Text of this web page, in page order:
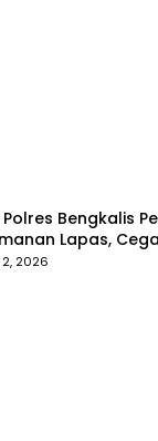
Bengkalis
Lapas,
Dini
2026